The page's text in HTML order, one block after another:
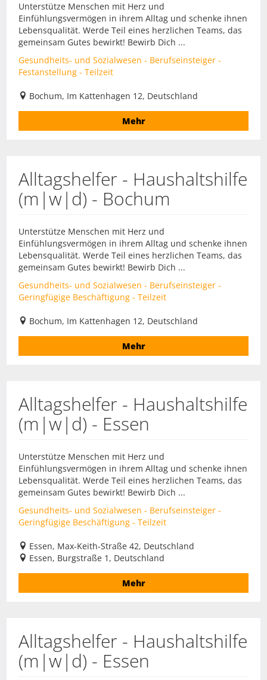
Unterstütze Menschen mit Herz und
Einfühlungsvermögen in ihrem Alltag und schenke ihnen
Lebensqualität. Werde Teil eines herzlichen Teams, das
gemeinsam Gutes bewirkt! Bewirb Dich ...
Gesundheits- und Sozialwesen - Berufseinsteiger -
Festanstellung - Teilzeit
Bochum, Im Kattenhagen 12, Deutschland
Mehr
Alltagshelfer - Haushaltshilfe
(m|w|d) - Bochum
Unterstütze Menschen mit Herz und
Einfühlungsvermögen in ihrem Alltag und schenke ihnen
Lebensqualität. Werde Teil eines herzlichen Teams, das
gemeinsam Gutes bewirkt! Bewirb Dich ...
Gesundheits- und Sozialwesen - Berufseinsteiger -
Geringfügige Beschäftigung - Teilzeit
Bochum, Im Kattenhagen 12, Deutschland
Mehr
Alltagshelfer - Haushaltshilfe
(m|w|d) - Essen
Unterstütze Menschen mit Herz und
Einfühlungsvermögen in ihrem Alltag und schenke ihnen
Lebensqualität. Werde Teil eines herzlichen Teams, das
gemeinsam Gutes bewirkt! Bewirb Dich ...
Gesundheits- und Sozialwesen - Berufseinsteiger -
Geringfügige Beschäftigung - Teilzeit
Essen, Max-Keith-Straße 42, Deutschland
Essen, Burgstraße 1, Deutschland
Mehr
Alltagshelfer - Haushaltshilfe
(m|w|d) - Essen